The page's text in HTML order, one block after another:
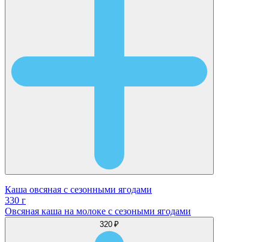
Каша овсяная с сезонными ягодами
330 г
Овсяная каша на молоке с сезоными ягодами
320 ₽